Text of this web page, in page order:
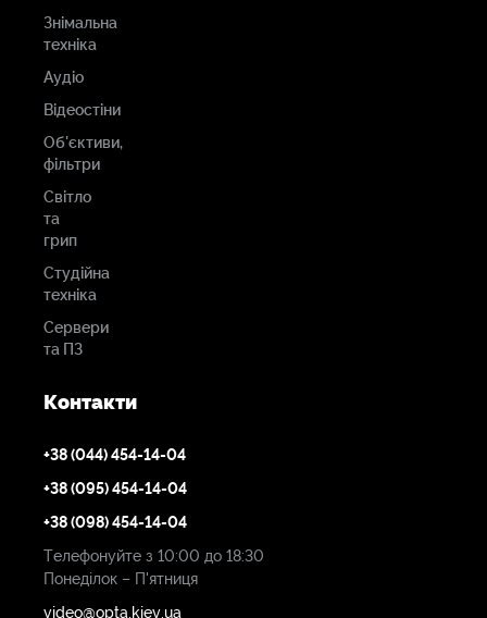
Знімальна
техніка
Аудіо
Відеостіни
Об'єктиви,
фільтри
Світло
та
грип
Студійна
техніка
Сервери
та ПЗ
Контакти
+38 (044) 454-14-04
+38 (095) 454-14-04
+38 (098) 454-14-04
Телефонуйте з 10:00 до 18:30
Понеділок – П'ятниця
video@opta.kiev.ua